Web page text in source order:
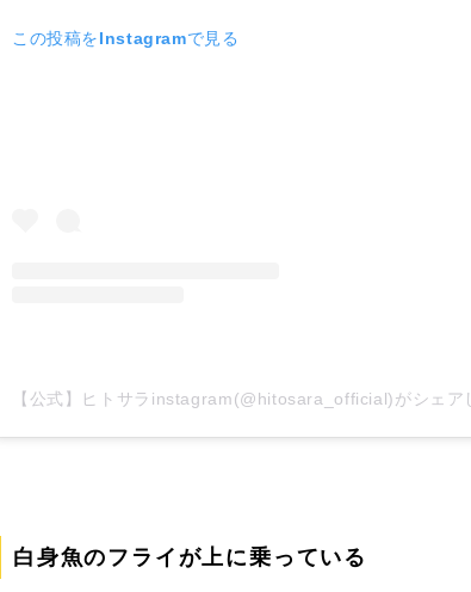
この投稿をInstagramで見る
【公式】ヒトサラinstagram(@hitosara_official)がシェア
白身魚のフライ が上に乗っている